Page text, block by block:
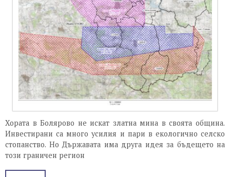
Хората в Болярово не искат златна мина в своята община.
Инвестирани са много усилия и пари в екологично селско
стопанство. Но Държавата има друга идея за бъдещето на
този граничен регион